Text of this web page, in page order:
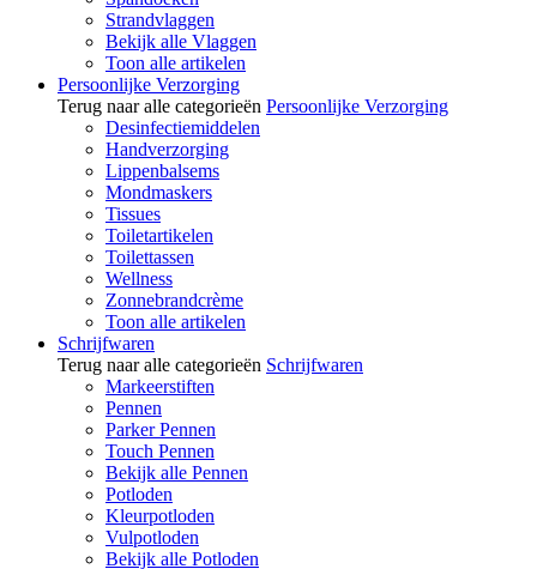
Strandvlaggen
Bekijk alle Vlaggen
Toon alle artikelen
Persoonlijke Verzorging
Terug naar alle categorieën Persoonlijke Verzorging
Desinfectiemiddelen
Handverzorging
Lippenbalsems
Mondmaskers
Tissues
Toiletartikelen
Toilettassen
Wellness
Zonnebrandcrème
Toon alle artikelen
Schrijfwaren
Terug naar alle categorieën Schrijfwaren
Markeerstiften
Pennen
Parker Pennen
Touch Pennen
Bekijk alle Pennen
Potloden
Kleurpotloden
Vulpotloden
Bekijk alle Potloden